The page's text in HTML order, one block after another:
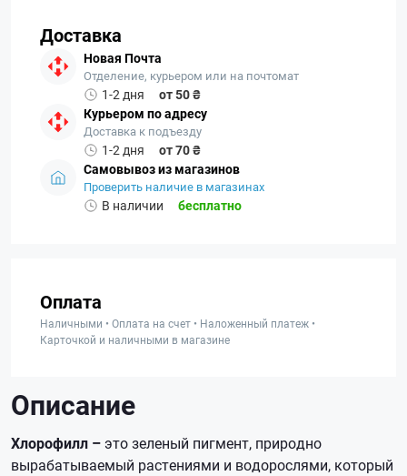
Доставка
Новая Почта
Отделение, курьером или на почтомат
1-2 дня
от 50 ₴
Курьером по адресу
Доставка к подъезду
1-2 дня
от 70 ₴
Самовывоз из магазинов
Проверить наличие в магазинах
В наличии бесплатно
Оплата
Наличными • Оплата на счет • Наложенный платеж •
Карточкой и наличными в магазине
Описание
Хлорофилл –это зеленый пигмент, природно
вырабатываемый растениями и водорослями, который